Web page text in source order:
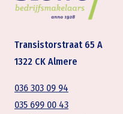
Transistorstraat 65 A
1322 CK Almere
036 303 09 94
035 699 00 43